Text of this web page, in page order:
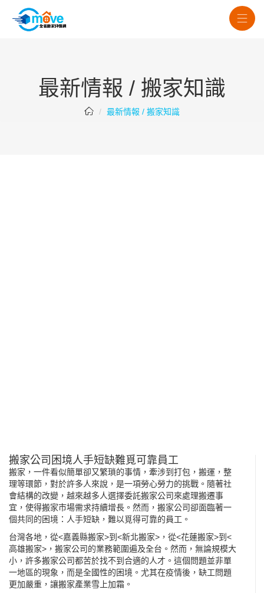
最新情報 / 搬家知識
最新情報 / 搬家知識
搬家公司困境人手短缺難覓可靠員工
搬家，一件看似簡單卻又繁瑣的事情，牽涉到打包，搬運，整
理等環節，對於許多人來說，是一項勞心勞力的挑戰。隨著社
會結構的改變，越來越多人選擇委託搬家公司來處理搬遷事
宜，使得搬家市場需求持續增長。然而，搬家公司卻面臨著一
個共同的困境：人手短缺，難以覓得可靠的員工。
台灣各地，從<嘉義縣搬家>到<新北搬家>，從<花蓮搬家>到<
高雄搬家>，搬家公司的業務範圍遍及全台。然而，無論規模大
小，許多搬家公司都苦於找不到合適的人才。這個問題並非單
一地區的現象，而是全國性的困境。尤其在疫情後，缺工問題
更加嚴重，讓搬家產業雪上加霜。